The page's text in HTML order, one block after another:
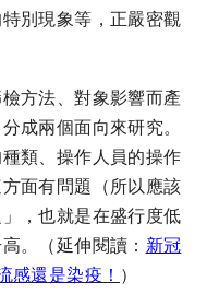
別現象等，正嚴密觀
方法、對象影響而產
成兩個面向來研究。
類、操作人員的操作
面有問題（所以應該
，也就是在盛行度低
。（延伸閱讀： 新冠
感還是染疫！ ）